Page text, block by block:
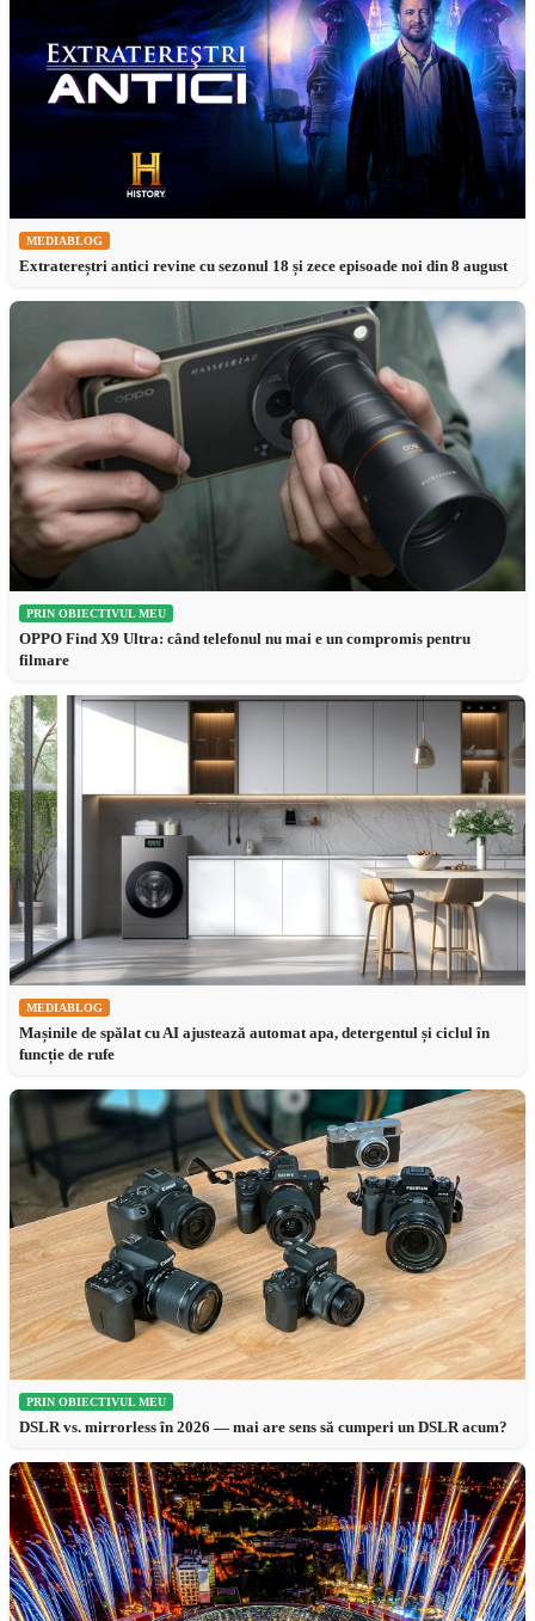
MEDIABLOG
Extratereștri antici revine cu sezonul 18 și zece episoade noi din 8 august
PRIN OBIECTIVUL MEU
OPPO Find X9 Ultra: când telefonul nu mai e un compromis pentru
filmare
MEDIABLOG
Mașinile de spălat cu AI ajustează automat apa, detergentul și ciclul în
funcție de rufe
PRIN OBIECTIVUL MEU
DSLR vs. mirrorless în 2026 — mai are sens să cumperi un DSLR acum?